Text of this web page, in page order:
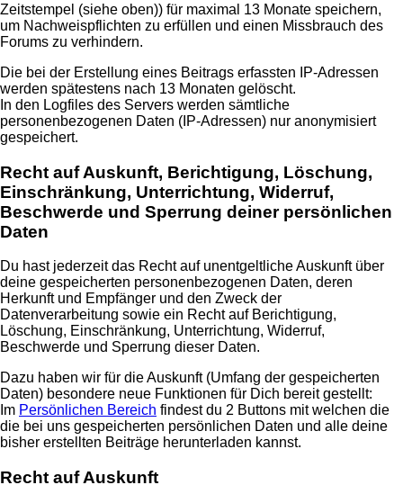
Zeitstempel (siehe oben)) für maximal 13 Monate speichern,
um Nachweispflichten zu erfüllen und einen Missbrauch des
Forums zu verhindern.
Die bei der Erstellung eines Beitrags erfassten IP-Adressen
werden spätestens nach 13 Monaten gelöscht.
In den Logfiles des Servers werden sämtliche
personenbezogenen Daten (IP-Adressen) nur anonymisiert
gespeichert.
Recht auf Auskunft, Berichtigung, Löschung,
Einschränkung, Unterrichtung, Widerruf,
Beschwerde und Sperrung deiner persönlichen
Daten
Du hast jederzeit das Recht auf unentgeltliche Auskunft über
deine gespeicherten personenbezogenen Daten, deren
Herkunft und Empfänger und den Zweck der
Datenverarbeitung sowie ein Recht auf Berichtigung,
Löschung, Einschränkung, Unterrichtung, Widerruf,
Beschwerde und Sperrung dieser Daten.
Dazu haben wir für die Auskunft (Umfang der gespeicherten
Daten) besondere neue Funktionen für Dich bereit gestellt:
Im Persönlichen Bereich findest du 2 Buttons mit welchen die
die bei uns gespeicherten persönlichen Daten und alle deine
bisher erstellten Beiträge herunterladen kannst.
Recht auf Auskunft